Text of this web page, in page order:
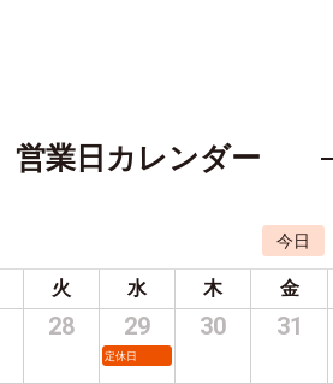
営業日カレンダー
今日
火 水 木 金
28 29
定休日
30 31